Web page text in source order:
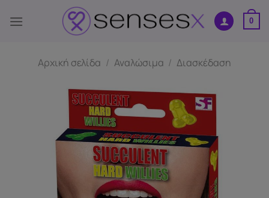
στο
0
Αρχική σελίδα / Αναλώσιμα / Διασκέδαση